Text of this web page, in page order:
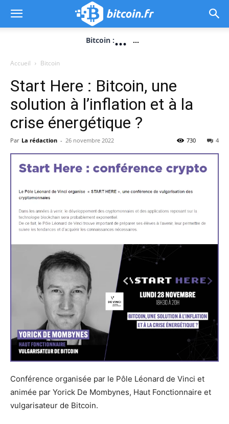
Bitcoin :... ...
Accueil Bitcoin
Start Here : Bitcoin, une
solution à l’inflation et à la
crise énergétique ?
Par La rédaction - 26 novembre 2022 4
730
Conférence organisée par le Pôle Léonard de Vinci et
animée par Yorick De Mombynes, Haut Fonctionnaire et
vulgarisateur de Bitcoin.